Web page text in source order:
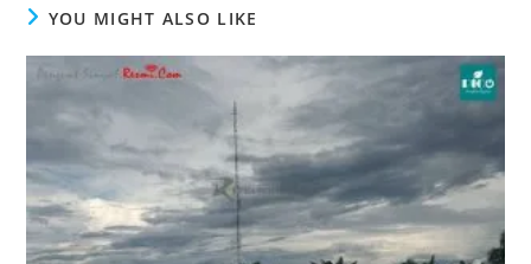
YOU MIGHT ALSO LIKE